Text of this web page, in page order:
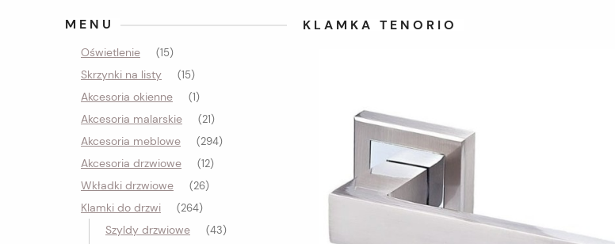
MENU
Oświetlenie (15)
Skrzynki na listy (15)
Akcesoria okienne (1)
Akcesoria malarskie (21)
Akcesoria meblowe (294)
Akcesoria drzwiowe (12)
Wkładki drzwiowe (26)
Klamki do drzwi (264)
Szyldy drzwiowe (43)
KLAMKA TENORIO